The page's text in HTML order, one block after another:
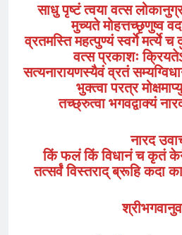
साधु पृष्टं त्वया वत्स
मुच्यते मोहत्तच्छृणुष्व
व्रतमस्ति महत्पुण्यं स्वर्गे मर्त्ये
वत्स प्रकाशः
सत्यनारायणस्यैवं व्रतं
भुक्त्वा परत्र
तच्छ्रुत्वा भगवद्वाक्यं
नारद
किं फलं किं विधानं च कृतं
तत्सर्वं विस्तराद् ब्रूहि कदा